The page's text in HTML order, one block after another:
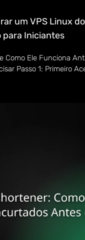
um VPS Linux
para Iniciantes
Como Ele Funciona
Passo 1: Primeiro